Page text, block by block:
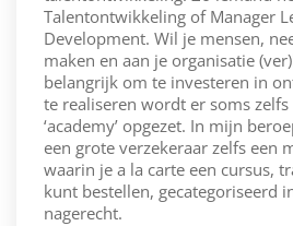
Talentontwikkeling of Manager
Development. Wil je mensen,
maken en aan je organisatie
belangrijk om te investeren in
te realiseren wordt er soms
‘academy’ opgezet. In mijn
een grote verzekeraar zelfs een
waarin je a la carte een cursus,
kunt bestellen, gecategoriseerd
nagerecht.